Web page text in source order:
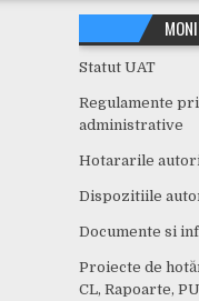
Statut UAT
Regulamente
administrative
Hotararile
Dispozitiile
Documente si
Proiecte de
CL, Rapoarte,